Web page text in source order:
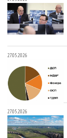
27.05.2026
27.05.2026